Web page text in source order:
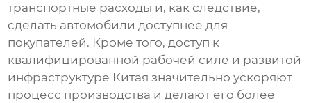
транспортные расходы и, как следствие,
сделать автомобили доступнее для
покупателей. Кроме того, доступ к
квалифицированной рабочей силе и развитой
инфраструктуре Китая значительно ускоряют
процесс производства и делают его более